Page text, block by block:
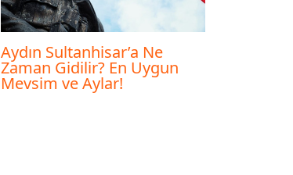
Aydın Sultanhisar’a Ne
Zaman Gidilir? En Uygun
Mevsim ve Aylar!